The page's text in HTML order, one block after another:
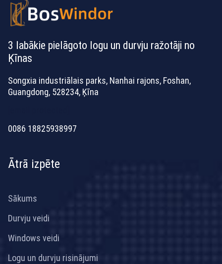
3 labākie pielāgoto logu un durvju ražotāji no
Ķīnas
Songxia industriālais parks, Nanhai rajons, Foshan,
Guangdong, 528234, Ķīna
0086 18825938997
Ātrā izpēte
Sākums
Durvju veidi
Windows veidi
Logu un durvju risinājumi